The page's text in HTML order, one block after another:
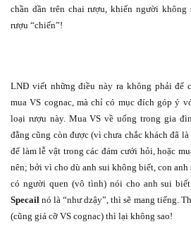
chần dần trên chai rượu, khiến người không
rượu “chiến”!
LNĐ viết những điều này ra không phải để
mua VS cognac, mà chỉ có mục đích góp ý
loại rượu này. Mua VS về uống trong gia
đằng cũng còn được (vì chưa chắc khách đã là
để làm lễ vật trong các đám cưới hỏi, hoặc
nên; bởi vì cho dù anh sui không biết, con
có người quen (vô tình) nói cho anh sui
Specail nó là “như dzậy”, thì sẽ mang tiếng.
(cũng giá cỡ VS cognac) thì lại không sao!